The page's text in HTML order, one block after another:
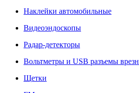
Наклейки автомобильные
Видеоэндоскопы
Радар-детекторы
Вольтметры и USB разъемы
Щетки